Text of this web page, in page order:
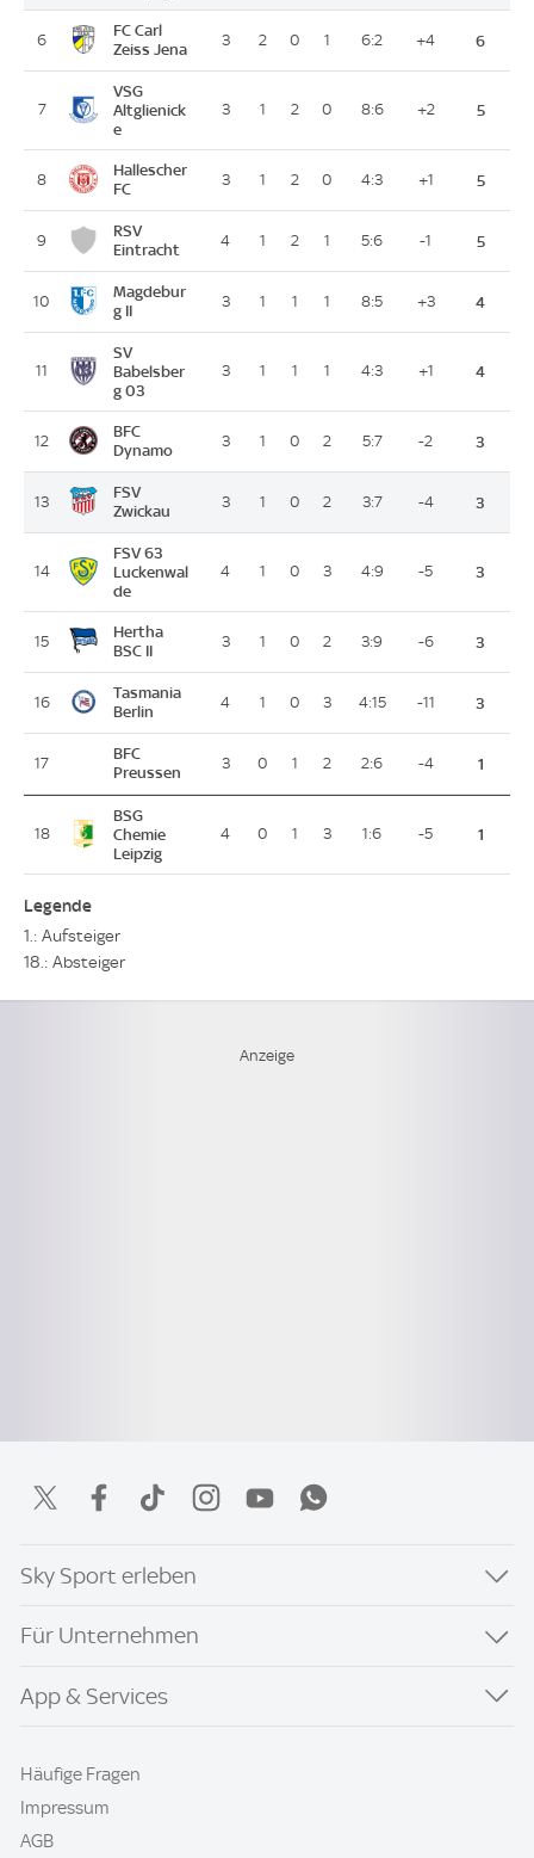
6
FC Carl
Zeiss Jena
3 2 0 1 6:2 +4 6
7
VSG
Altglienick
e
3 1 2 0 8:6 +2 5
8
Hallescher
FC
3 1 2 0 4:3 +1 5
9
RSV
Eintracht
4 1 2 1 5:6 -1 5
10
Magdebur
g II
3 1 1 1 8:5 +3 4
11
SV
Babelsber
g 03
3 1 1 1 4:3 +1 4
12
BFC
Dynamo
3 1 0 2 5:7 -2 3
13
FSV
Zwickau
3 1 0 2 3:7 -4 3
14
FSV 63
Luckenwal
de
4 1 0 3 4:9 -5 3
15
Hertha
BSC II
3 1 0 2 3:9 -6 3
16
Tasmania
Berlin
4 1 0 3 4:15 -11 3
17
BFC
Preussen
3 0 1 2 2:6 -4 1
18
BSG
Chemie
Leipzig
4 0 1 3 1:6 -5 1
Legende
1.: Aufsteiger
18.: Absteiger
Sky Sport erleben
Für Unternehmen
App & Services
Häufige Fragen
Impressum
AGB